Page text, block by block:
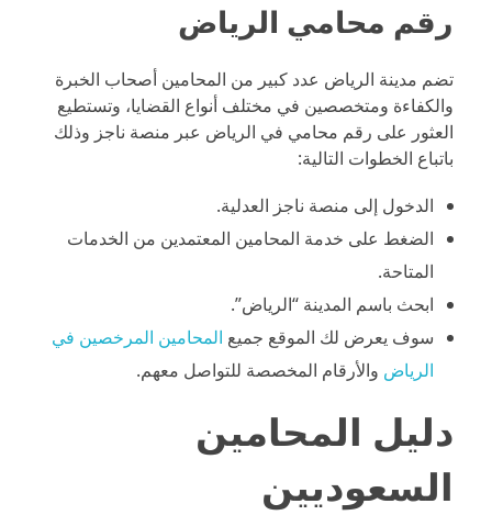
رقم محامي الرياض
تضم مدينة الرياض عدد كبير من المحامين أصحاب الخبرة
والكفاءة ومتخصصين في مختلف أنواع القضايا، وتستطيع
العثور على رقم محامي في الرياض عبر منصة ناجز وذلك
باتباع الخطوات التالية:
الدخول إلى منصة ناجز العدلية.
الضغط على خدمة المحامين المعتمدين من الخدمات
المتاحة.
ابحث باسم المدينة “الرياض”.
سوف يعرض لك الموقع جميع المحامين المرخصين في
الرياض والأرقام المخصصة للتواصل معهم.
دليل المحامين
السعوديين